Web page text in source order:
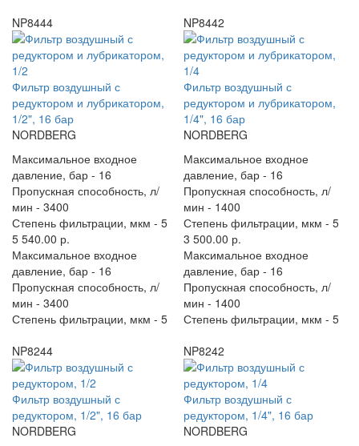
NP8444
Фильтр воздушный с
редуктором и лубрикатором,
1/2", 16 бар
NORDBERG
Максимальное входное
давление, бар - 16
Пропускная способность, л/
мин - 3400
Степень фильтрации, мкм - 5
5 540.00 р.
Максимальное входное
давление, бар - 16
Пропускная способность, л/
мин - 3400
Степень фильтрации, мкм - 5
NP8442
Фильтр воздушный с
редуктором и лубрикатором,
1/4", 16 бар
NORDBERG
Максимальное входное
давление, бар - 16
Пропускная способность, л/
мин - 1400
Степень фильтрации, мкм - 5
3 500.00 р.
Максимальное входное
давление, бар - 16
Пропускная способность, л/
мин - 1400
Степень фильтрации, мкм - 5
NP8244
Фильтр воздушный с
редуктором, 1/2", 16 бар
NORDBERG
NP8242
Фильтр воздушный с
редуктором, 1/4", 16 бар
NORDBERG